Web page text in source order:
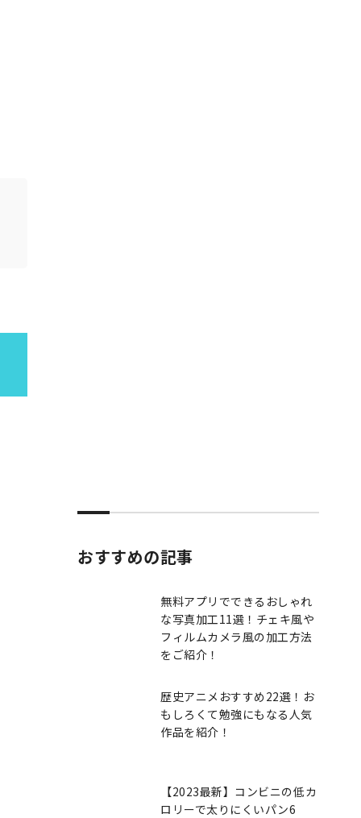
おすすめの記事
無料アプリでできるおしゃれ
な写真加工11選！チェキ風や
フィルムカメラ風の加工方法
をご紹介！
歴史アニメおすすめ22選！お
もしろくて勉強にもなる人気
作品を紹介！
【2023最新】コンビニの低カ
ロリーで太りにくいパン6